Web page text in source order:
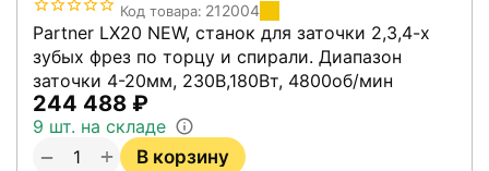
Код товара: 212004
Partner LX20 NEW, станок для заточки 2,3,4-х
зубых фрез по торцу и спирали. Диапазон
заточки 4-20мм, 230В,180Вт, 4800об/мин
244 488 ₽
9 шт. на складе
+
− В корзину